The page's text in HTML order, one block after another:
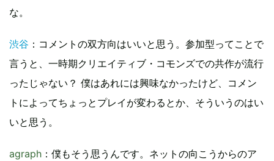
な。
渋谷 ：コメントの双方向はいいと思う。参加型ってことで
言うと、一時期クリエイティブ・コモンズでの共作が流行
ったじゃない？ 僕はあれには興味なかったけど、コメン
トによってちょっとプレイが変わるとか、そういうのはい
いと思う。
agraph ：僕もそう思うんです。ネットの向こうからのア